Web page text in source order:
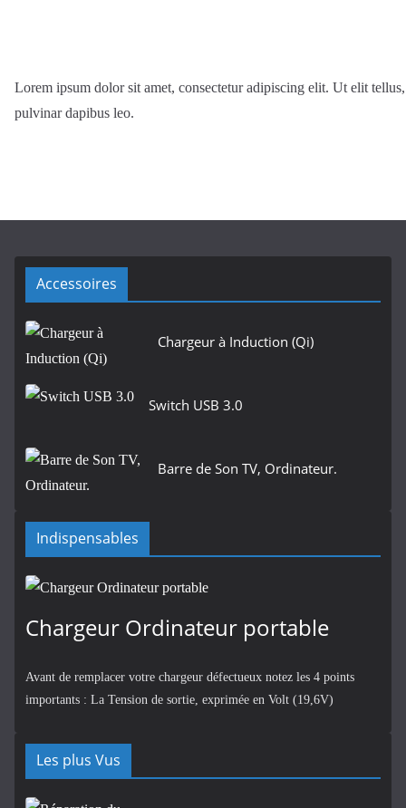
Lorem ipsum dolor sit amet, consectetur adipiscing elit. Ut elit
pulvinar dapibus leo.
Accessoires
Chargeur à Induction (Qi)
Switch USB 3.0
Barre de Son TV, Ordinateur.
Indispensables
Chargeur Ordinateur portable
Avant de remplacer votre chargeur défectueux notez les 4 points
importants : La Tension de sortie, exprimée en Volt (19,6V)
Les plus Vus